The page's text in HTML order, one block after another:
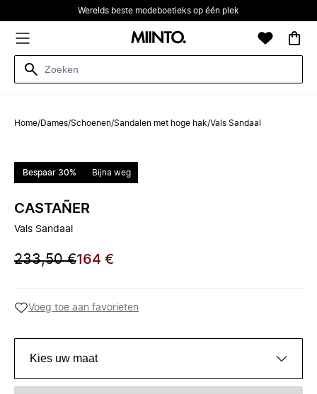
Werelds beste modeboetieks op één plek
Home/Dames/Schoenen/Sandalen met hoge hak/Vals Sandaal
Bespaar 30% Bijna weg
CASTAÑER
Vals Sandaal
233,50 €164 €
Voeg toe aan favorieten
Kies uw maat